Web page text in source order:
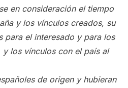
en consideración el tiempo
y los vínculos creados, su
para el interesado y para los
los vínculos con el país al
de origen y hubieran